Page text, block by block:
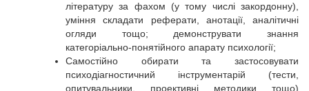
літературу за фахом (у тому числі закордонну),
уміння складати реферати, анотації, аналітичні
огляди тощо; демонструвати знання
категоріально-понятійного апарату психології;
Самостійно обирати та застосовувати
психодіагностичний інструментарій (тести,
опитувальники, проективні методики тощо)